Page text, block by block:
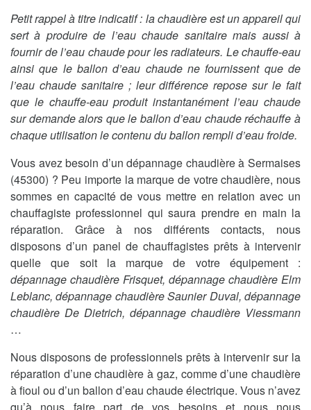
Petit rappel à titre indicatif : la chaudière est un appareil qui
sert à produire de l’eau chaude sanitaire mais aussi à
fournir de l’eau chaude pour les radiateurs. Le chauffe-eau
ainsi que le ballon d’eau chaude ne fournissent que de
l’eau chaude sanitaire ; leur différence repose sur le fait
que le chauffe-eau produit instantanément l’eau chaude
sur demande alors que le ballon d’eau chaude réchauffe à
chaque utilisation le contenu du ballon rempli d’eau froide.
Vous avez besoin d’un dépannage chaudière à Sermaises
(45300) ? Peu importe la marque de votre chaudière, nous
sommes en capacité de vous mettre en relation avec un
chauffagiste professionnel qui saura prendre en main la
réparation. Grâce à nos différents contacts, nous
disposons d’un panel de chauffagistes prêts à intervenir
quelle que soit la marque de votre équipement :
dépannage chaudière Frisquet, dépannage chaudière Elm
Leblanc, dépannage chaudière Saunier Duval, dépannage
chaudière De Dietrich, dépannage chaudière Viessmann
…
Nous disposons de professionnels prêts à intervenir sur la
réparation d’une chaudière à gaz, comme d’une chaudière
à fioul ou d’un ballon d’eau chaude électrique. Vous n’avez